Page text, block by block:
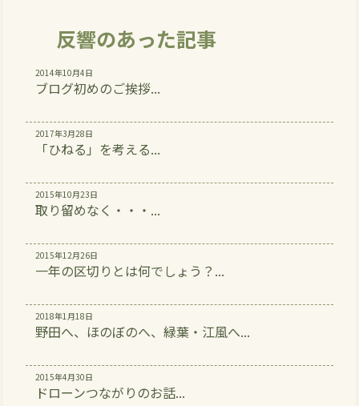
反響のあった記事
2014年10月4日
ブログ初めのご挨拶...
2017年3月28日
「ひねる」を考える...
2015年10月23日
取り留めなく・・・...
2015年12月26日
一年の区切りとは何でしょう？...
2018年1月18日
野田へ、ほのぼのへ、緑葉・江風へ...
2015年4月30日
ドローンつながりのお話...